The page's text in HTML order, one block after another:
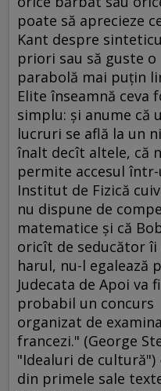
poate să aprecieze
Kant despre
priori sau să guste o
parabolă mai puţin
Elite înseamnă ceva
simplu: şi anume că
lucruri se află la un
înalt decît altele, că
permite accesul
Institut de Fizică
nu dispune de
matematice şi că
oricît de seducător îi
harul, nu-l egalează
Judecata de Apoi va fi
probabil un concurs
organizat de
francezi." (George
"Idealuri de cultură")
din primele sale